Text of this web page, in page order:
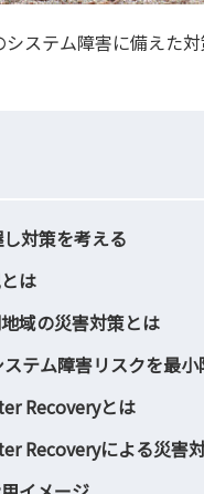
ステム障害に備えた
対策を考える
は
域の災害対策とは
テム障害リスクを最小
Recoveryとは
Recoveryによる災害